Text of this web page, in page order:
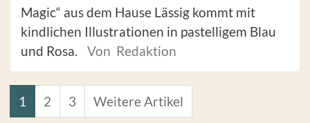
Magic“ aus dem Hause Lässig kommt mit
kindlichen Illustrationen in pastelligem Blau
und Rosa.
Von Redaktion
1 2 3 Weitere Artikel